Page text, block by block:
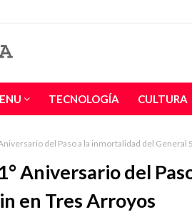
TECNOLOGÍA CULTURA
del Paso a la inmortalidad del General
Aniversario del
en Tres Arroyos